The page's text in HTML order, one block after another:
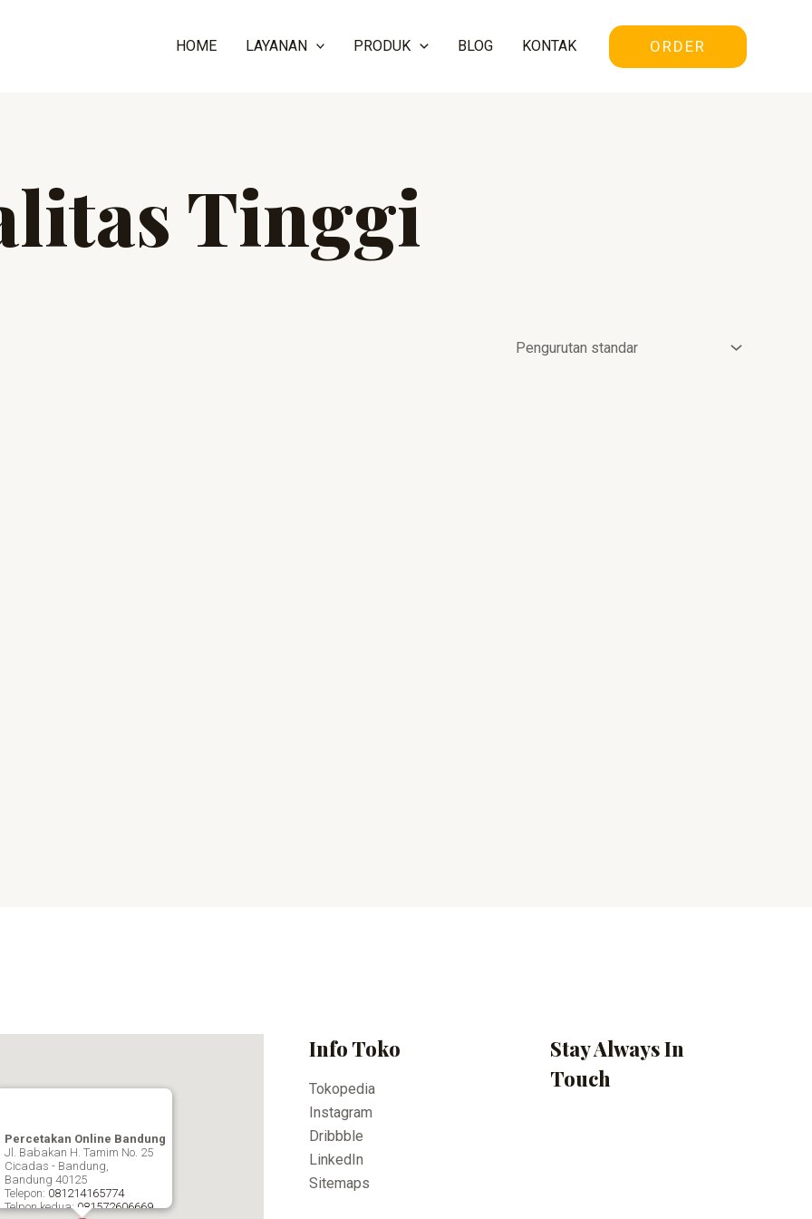
HOME LAYANAN PRODUK BLOG KONTAK ORDER
Tinggi
Percetakan Online Bandung
Jl. Babakan H. Tamim No. 25
Cicadas - Bandung,
Bandung 40125
Telepon: 081214165774
Telpon kedua: 081572606669
Info Toko
Tokopedia
Instagram
Dribbble
LinkedIn
Sitemaps
Stay Always In
Touch